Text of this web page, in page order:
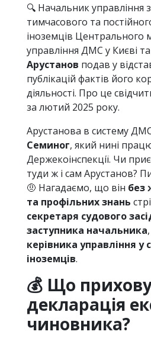
🔍 Начальник управління
тимчасового та
іноземців Центрального
управління ДМС у Києві та
Арустанов подав у
публікацій фактів його
діяльності. Про це
за лютий 2025 року.
Арустанова в систему
Семиног, який нині
Держекоінспекції. Чи
туди ж і сам Арустанов?
🤨 Нагадаємо, що він без
та профільних знань
секретаря судового
заступника начальника
керівника управління у
іноземців.
💰 Що
декларація
чиновника?